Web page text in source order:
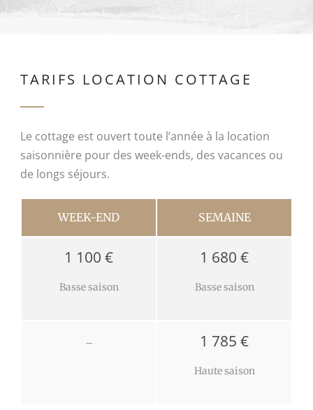
TARIFS LOCATION COTTAGE
Le cottage est ouvert toute l’année à la location
saisonnière pour des week-ends, des vacances ou
de longs séjours.
WEEK-END SEMAINE
1 100 €
Basse saison
1 680 €
Basse saison
– 1 785 €
Haute saison